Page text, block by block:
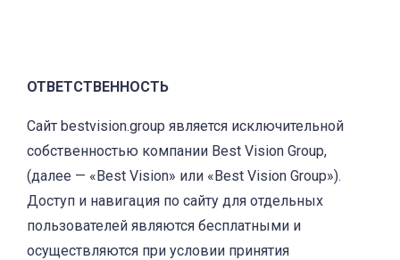
ОТВЕТСТВЕННОСТЬ
Сайт bestvision.group является исключительной
собственностью компании Best Vision Group,
(далее — «Best Vision» или «Best Vision Group»).
Доступ и навигация по сайту для отдельных
пользователей являются бесплатными и
осуществляются при условии принятия